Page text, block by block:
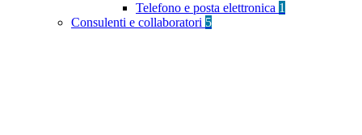
Telefono e posta elettronica 1
Consulenti e collaboratori 5